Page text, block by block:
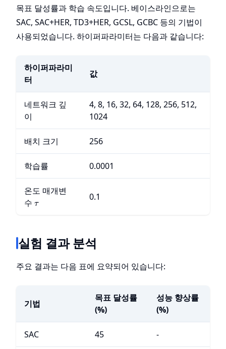
목표 달성률과 학습 속도입니다. 베이스라인으로는
SAC, SAC+HER, TD3+HER, GCSL, GCBC 등의 기법이
사용되었습니다. 하이퍼파라미터는 다음과 같습니다:
하이퍼파라미
터
값
네트워크 깊
이
4, 8, 16, 32, 64, 128, 256, 512,
1024
배치 크기 256
학습률 0.0001
온도 매개변
수 \tau
τ
0.1
실험 결과 분석
주요 결과는 다음 표에 요약되어 있습니다:
기법
목표 달성률
(%)
성능 향상률
(%)
SAC 45 -